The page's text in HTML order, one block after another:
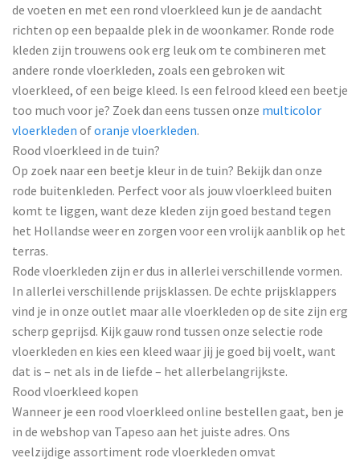
de voeten en met een rond vloerkleed kun je de aandacht
richten op een bepaalde plek in de woonkamer. Ronde rode
kleden zijn trouwens ook erg leuk om te combineren met
andere ronde vloerkleden, zoals een gebroken wit
vloerkleed, of een beige kleed. Is een felrood kleed een beetje
too much voor je? Zoek dan eens tussen onze multicolor
vloerkleden oforanje vloerkleden.
Rood vloerkleed in de tuin?
Op zoek naar een beetje kleur in de tuin? Bekijk dan onze
rode buitenkleden. Perfect voor als jouw vloerkleed buiten
komt te liggen, want deze kleden zijn goed bestand tegen
het Hollandse weer en zorgen voor een vrolijk aanblik op het
terras.
Rode vloerkleden zijn er dus in allerlei verschillende vormen.
In allerlei verschillende prijsklassen. De echte prijsklappers
vind je in onze outlet maar alle vloerkleden op de site zijn erg
scherp geprijsd. Kijk gauw rond tussen onze selectie rode
vloerkleden en kies een kleed waar jij je goed bij voelt, want
dat is – net als in de liefde – het allerbelangrijkste.
Rood vloerkleed kopen
Wanneer je een rood vloerkleed online bestellen gaat, ben je
in de webshop van Tapeso aan het juiste adres. Ons
veelzijdige assortiment rode vloerkleden omvat